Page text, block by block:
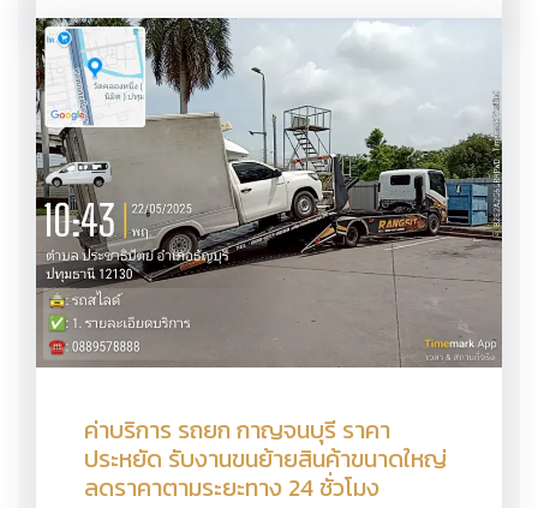
ค่าบริการ รถยก กาญจนบุรี ราคา
ประหยัด รับงานขนย้ายสินค้าขนาดใหญ่
ลดราคาตามระยะทาง 24 ชั่วโมง